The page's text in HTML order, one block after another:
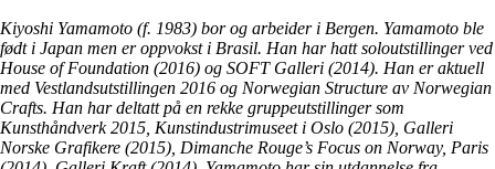
Kiyoshi Yamamoto (f. 1983) bor og arbeider i Bergen. Yamamoto ble
født i Japan men er oppvokst i Brasil. Han har hatt soloutstillinger ved
House of Foundation (2016) og SOFT Galleri (2014). Han er aktuell
med Vestlandsutstillingen 2016 og Norwegian Structure av Norwegian
Crafts. Han har deltatt på en rekke gruppeutstillinger som
Kunsthåndverk 2015, Kunstindustrimuseet i Oslo (2015), Galleri
Norske Grafikere (2015), Dimanche Rouge’s Focus on Norway, Paris